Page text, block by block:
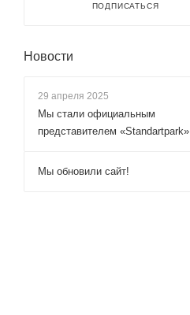
ПОДПИСАТЬСЯ
Новости
29 апреля 2025
Мы стали официальным
представителем «Standartpark»
Мы обновили сайт!